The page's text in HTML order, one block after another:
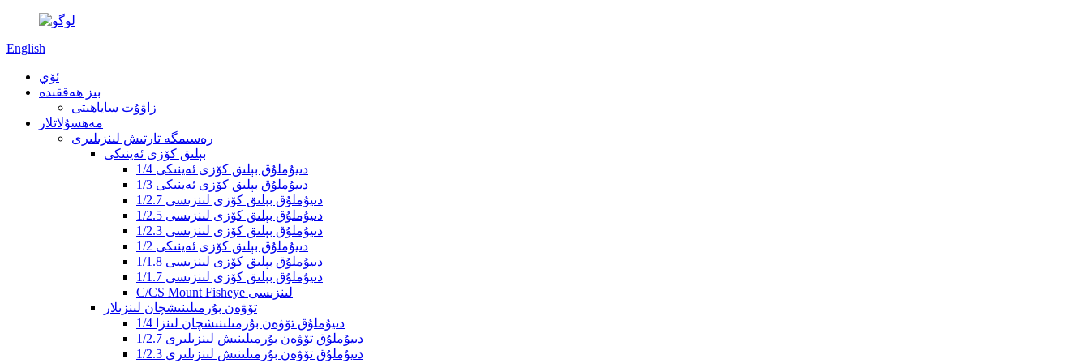
English
ئۆي
بىز ھەققىدە
زاۋۇت ساياھىتى
مەھسۇلاتلار
رەسىمگە تارتىش لىنزىلىرى
بېلىق كۆزى ئەينىكى
1/4 دىيۇملۇق بېلىق كۆزى ئەينىكى
1/3 دىيۇملۇق بېلىق كۆزى ئەينىكى
1/2.7 دىيۇملۇق بېلىق كۆزى لىنزىسى
1/2.5 دىيۇملۇق بېلىق كۆزى لىنزىسى
1/2.3 دىيۇملۇق بېلىق كۆزى لىنزىسى
1/2 دىيۇملۇق بېلىق كۆزى ئەينىكى
1/1.8 دىيۇملۇق بېلىق كۆزى لىنزىسى
1/1.7 دىيۇملۇق بېلىق كۆزى لىنزىسى
C/CS Mount Fisheye لىنزىسى
تۆۋەن بۇرمىلىنىشچان لىنزىلار
1/4 دىيۇملۇق تۆۋەن بۇرمىلىنىشچان لىنزا
1/2.7 دىيۇملۇق تۆۋەن بۇرمىلىنىش لىنزىلىرى
1/2.3 دىيۇملۇق تۆۋەن بۇرمىلىنىش لىنزىلىرى